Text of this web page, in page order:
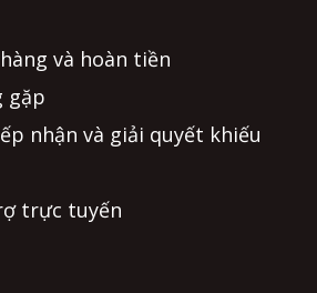
và hoàn tiền
gặp
nhận và giải quyết khiếu
trực tuyến